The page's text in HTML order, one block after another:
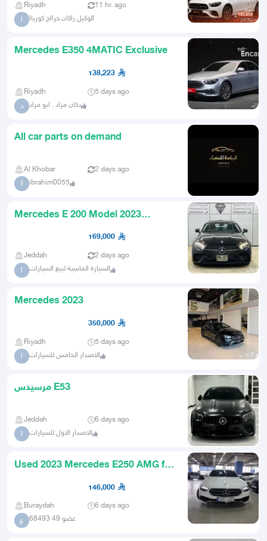
Riyadh 11 hr. ago
ا الوكيل راكان حرااج كورياا
Mercedes E350 4MATIC Exclusive
138,223
Riyadh 5 days ago
د دكان مزاد . ابو مراد
All car parts on demand
Al Khobar 2 days ago
I ibrahim0055
Mercedes E 200 Model 2023
169,000
Jeddah 2 days ago
ا السيارة الماسية لبيع السيارات
Mercedes 2023
350,000
Riyadh 5 days ago
ا الاصدار الخامس للسيارات
مرسيدس E53
Jeddah 6 days ago
ا الاصدار الاول للسيارات
Used 2023 Mercedes E250 AMG for
146,000
Buraydah 6 days ago
ع عضو 49 68493